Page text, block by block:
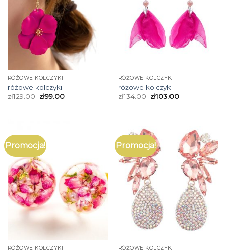
RÓŻOWE KOLCZYKI
różowe kolczyki
zł129.00 zł99.00
RÓŻOWE KOLCZYKI
różowe kolczyki
zł134.00 zł103.00
Promocja!
RÓŻOWE KOLCZYKI
Promocja!
RÓŻOWE KOLCZYKI